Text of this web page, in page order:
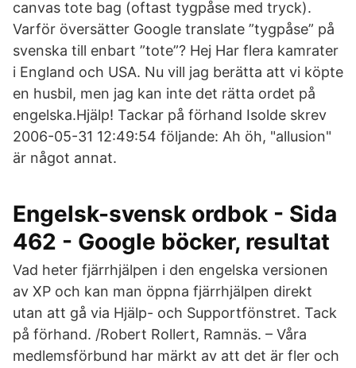
canvas tote bag (oftast tygpåse med tryck).
Varför översätter Google translate ”tygpåse” på
svenska till enbart ”tote”? Hej Har flera kamrater
i England och USA. Nu vill jag berätta att vi köpte
en husbil, men jag kan inte det rätta ordet på
engelska.Hjälp! Tackar på förhand Isolde skrev
2006-05-31 12:49:54 följande: Ah öh, "allusion"
är något annat.
Engelsk-svensk ordbok - Sida
462 - Google böcker, resultat
Vad heter fjärrhjälpen i den engelska versionen
av XP och kan man öppna fjärrhjälpen direkt
utan att gå via Hjälp- och Supportfönstret. Tack
på förhand. /Robert Rollert, Ramnäs. – Våra
medlemsförbund har märkt av att det är fler och